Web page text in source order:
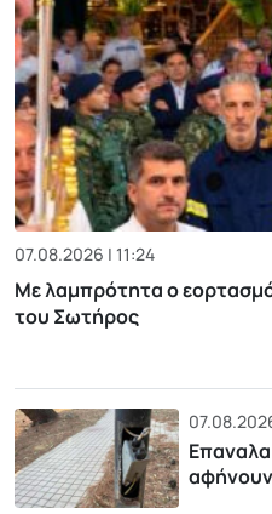
07.08.2026 | 11:24
Με λαμπρότητα ο
του Σωτήρος